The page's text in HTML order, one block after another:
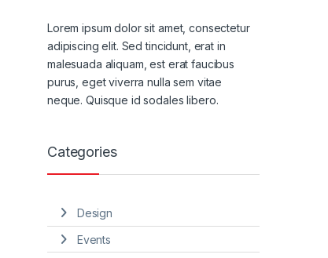
Lorem ipsum dolor sit amet, consectetur
adipiscing elit. Sed tincidunt, erat in
malesuada aliquam, est erat faucibus
purus, eget viverra nulla sem vitae
neque. Quisque id sodales libero.
Categories
Design
Events